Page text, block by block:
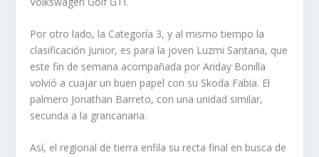
Por otro lado, la Categoría 3, y al mismo tiempo la
clasificación Junior, es para la joven Luzmi Santana, que
este fin de semana acompañada por Ariday Bonilla
volvió a cuajar un buen papel con su Skoda Fabia. El
palmero Jonathan Barreto, con una unidad similar,
secunda a la grancanaria.
Así, el regional de tierra enfila su recta final en busca de